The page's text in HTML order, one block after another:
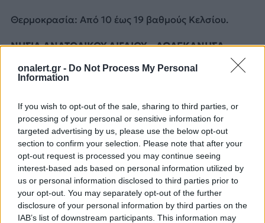
onalert.gr - Do Not Process My Personal
Information
If you wish to opt-out of the sale, sharing to third parties, or
processing of your personal or sensitive information for
targeted advertising by us, please use the below opt-out
section to confirm your selection. Please note that after your
opt-out request is processed you may continue seeing
interest-based ads based on personal information utilized by
us or personal information disclosed to third parties prior to
your opt-out. You may separately opt-out of the further
disclosure of your personal information by third parties on the
IAB’s list of downstream participants. This information may
Θερμοκρασία: Από 10 έως 19 βαθμούς Κελσίου.
ΝΗΣΙΑ ΑΝΑΤΟΛΙΚΟΥ ΑΙΓΑΙΟΥ – ΔΩΔΕΚΑΝΗΣΑ
Καιρός: Νεφώσεις με τοπικές βροχές. Από το
μεσημέρι οι βροχές θα ενταθούν και θα εκδηλωθούν
το απόγευμα θα ειναι κατά τόπους ισχυρά.
Ανεμοι: Νοτιοανατολικοί 6 με 8 και πιθανώς στα
νότια τοπικά 9 μποφόρ. Από το απόγευμα βαθμιαία
θα στραφούν σε νότιους νοτιοδυτικούς 6 με 7
Θερμοκρασία: Από 12 έως 19 βαθμούς Κελσίου. Στα
βόρεια 2 με 3 βαθμούς χαμηλότερη.